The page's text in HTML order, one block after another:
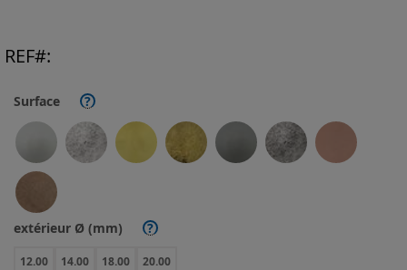
Surface ?
extérieur Ø (mm) ?
12.00 14.00 18.00 20.00
REF